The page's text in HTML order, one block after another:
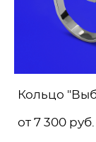
Кольцо
от 7 300 pуб.